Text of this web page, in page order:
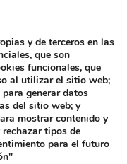
a una entrada
lugar y aparecerá
de los temas). La
una página
potenciales del
y de terceros en las
que son
funcionales, que
al utilizar el sitio web;
generar datos
del sitio web; y
mostrar contenido y
tipos de
para el futuro